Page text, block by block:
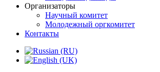
Организаторы
Научный комитет
Молодежный оргкомитет
Контакты